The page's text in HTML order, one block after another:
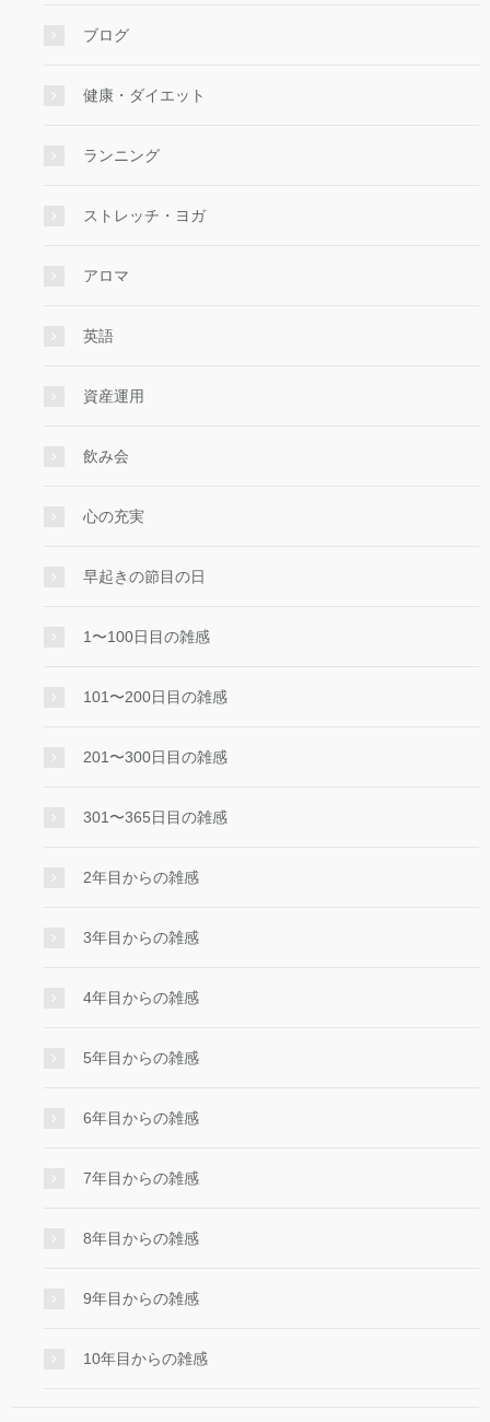
ブログ
健康・ダイエット
ランニング
ストレッチ・ヨガ
アロマ
英語
資産運用
飲み会
心の充実
早起きの節目の日
1〜100日目の雑感
101〜200日目の雑感
201〜300日目の雑感
301〜365日目の雑感
2年目からの雑感
3年目からの雑感
4年目からの雑感
5年目からの雑感
6年目からの雑感
7年目からの雑感
8年目からの雑感
9年目からの雑感
10年目からの雑感